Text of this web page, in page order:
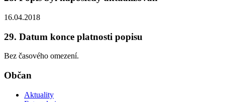
16.04.2018
29. Datum konce platnosti popisu
Bez časového omezení.
Občan
Aktuality